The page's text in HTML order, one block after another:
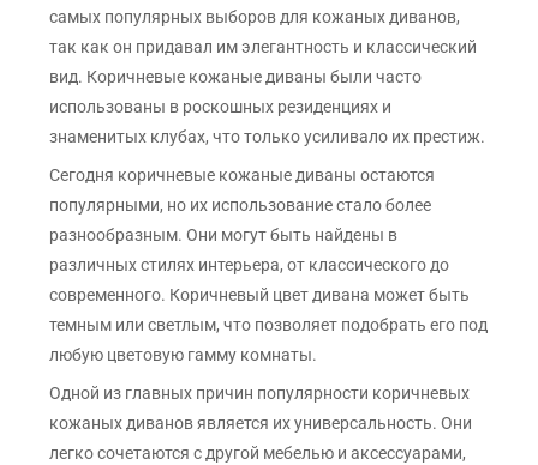
самых популярных выборов для кожаных диванов,
так как он придавал им элегантность и классический
вид. Коричневые кожаные диваны были часто
использованы в роскошных резиденциях и
знаменитых клубах, что только усиливало их престиж.
Сегодня коричневые кожаные диваны остаются
популярными, но их использование стало более
разнообразным. Они могут быть найдены в
различных стилях интерьера, от классического до
современного. Коричневый цвет дивана может быть
темным или светлым, что позволяет подобрать его под
любую цветовую гамму комнаты.
Одной из главных причин популярности коричневых
кожаных диванов является их универсальность. Они
легко сочетаются с другой мебелью и аксессуарами,